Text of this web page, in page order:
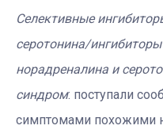
Селективные
серотонина/
норадреналина и
синдром: поступали
симптомами похожими